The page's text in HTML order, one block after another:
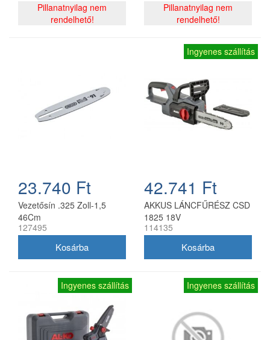
Pillanatnyilag nem
rendelhető!
Pillanatnyilag nem
rendelhető!
23.740 Ft
Vezetősín .325 Zoll-1,5
46Cm
127495
Ingyenes szállítás
42.741 Ft
AKKUS LÁNCFŰRÉSZ CSD
1825 18V
114135
Ingyenes szállítás Ingyenes szállítás